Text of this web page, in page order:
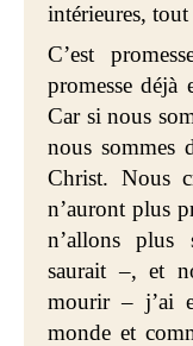
intérieures,
C’est
promesse déjà
Car si nous
nous sommes
Christ. Nous
n’auront plus
n’allons plus
saurait –, et
mourir – j’ai
monde et